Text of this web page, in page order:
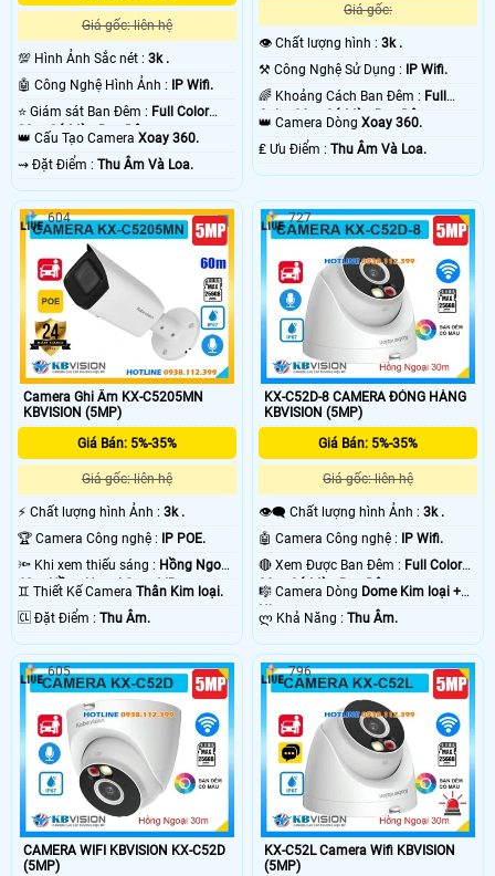
Giá gốc: liên hệ
💯 Hình Ảnh Sắc nét : 3k .
🤖️ Công Nghệ Hình Ảnh : IP Wifi.
⭐ Giám sát Ban Đêm : Full Color
30m Có Màu Ban Ðêm.
👑 Cấu Tạo Camera Xoay 360.
️⇝ Đặt Điểm : Thu Âm Và Loa.
Giá gốc:
👁 Chất lượng hình :3k .
⚒ Công Nghệ Sử Dụng : IP Wifi.
🌈 Khoảng Cách Ban Đêm : Full
Color 30m Có Màu Ban Ðêm.
👑 Camera DòngXoay 360.
️₤ Ưu Điểm :Thu Âm Và Loa.
Camera Ghi Âm KX-C5205MN
KBVISION (5MP)
Giá Bán: 5%-35%
Giá gốc: liên hệ
️⚡ Chất lượng hình Ảnh : 3k .
🏆 Camera Công nghệ :
IP POE.
🔦 Khi xem thiếu sáng : Hồng Ngoại
60m Hồng Ngoại Smart IR.
♊ Thiết Kế Camera Thân Kim loại.
️🆑 Đặt Điểm : Thu Âm.
604
KX-C52D-8 CAMERA ĐÓNG HÀNG
KBVISION (5MP)
Giá Bán: 5%-35%
Giá gốc: liên hệ
👁️‍🗨 Chất lượng hình Ảnh :3k .
🤖️ Camera Công nghệ :
IP Wifi.
🔴 Xem Được Ban Đêm : Full Color
30m Có Màu Ban Ðêm.
🎼️ Camera Dòng Dome Kim loại +
Nhựa.
️ლ Khả Năng :Thu Âm.
727
CAMERA WIFI KBVISION KX-C52D
(5MP)
605
KX-C52L Camera Wifi KBVISION
(5MP)
796